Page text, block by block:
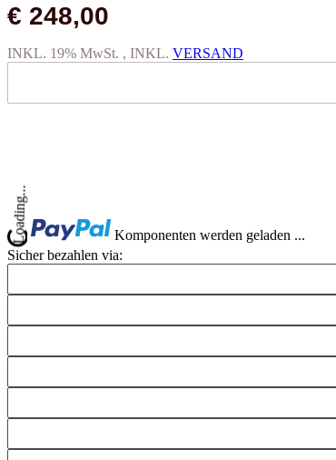
€ 248,00
INKL. 19% MwSt. , INKL. VERSAND
Komponenten werden geladen ...
Sicher bezahlen via: